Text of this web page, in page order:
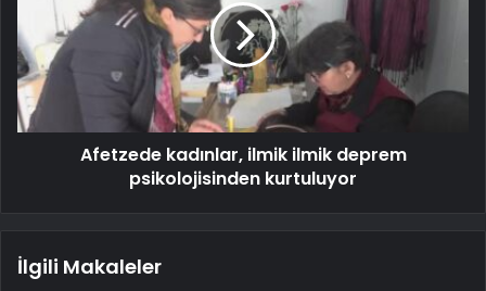
Afetzede kadınlar, ilmik ilmik deprem
psikolojisinden kurtuluyor
İlgili Makaleler